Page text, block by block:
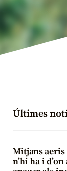
Últimes
Mitjans aeris
n’hi ha i